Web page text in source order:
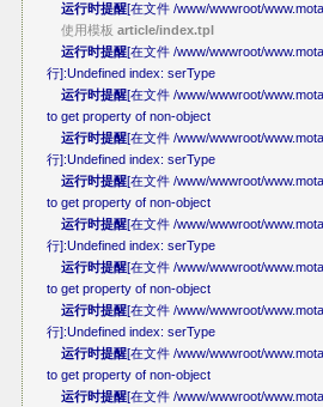
运行时提醒[在文件 /www/wwwroot/
使用模板 article/index.tpl
运行时提醒[在文件 /www/wwwroot/
行]:Undefined index: serType
运行时提醒[在文件 /www/wwwroot/
to get property of non-object
运行时提醒[在文件 /www/wwwroot/
行]:Undefined index: serType
运行时提醒[在文件 /www/wwwroot/
to get property of non-object
运行时提醒[在文件 /www/wwwroot/
行]:Undefined index: serType
运行时提醒[在文件 /www/wwwroot/
to get property of non-object
运行时提醒[在文件 /www/wwwroot/
行]:Undefined index: serType
运行时提醒[在文件 /www/wwwroot/
to get property of non-object
运行时提醒[在文件 /www/wwwroot/